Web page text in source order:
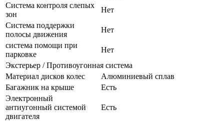
Система контроля слепых
зон
Нет
Система поддержки
полосы движения
Нет
система помощи при
парковке
Нет
Экстерьер / Противоугонная система
Материал дисков колес
Алюминиевый сплав
Багажник на крыше
Есть
Электронный
антиугонный системой
двигателя
Есть